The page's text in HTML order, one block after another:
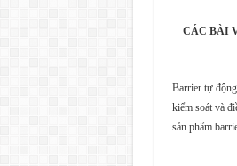
CÁC BÀI
Barrier tự
kiểm soát và
sản phẩm